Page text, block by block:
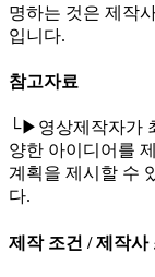
명하는 것은 제작
입니다.
참고자료
└▶영상제작자가
양한 아이디어를
계획을 제시할 수
다.
제작 조건 / 제작사